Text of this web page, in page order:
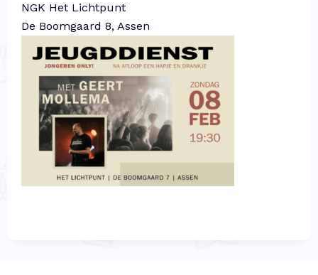
NGK Het Lichtpunt
De Boomgaard 8, Assen